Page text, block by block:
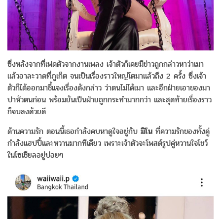
ซึ่งหลังจากที่เฟดตัวจากงานเพลง เจ้าตัวก็เคยมีข่าวถูกกล่าวหาว่าเมา
แล้วอาละวาดที่ภูเก็ต จนเป็นเรื่องราวใหญ่โตมาแล้วถึง 2 ครั้ง ซึ่งเจ้า
ตัวก็ได้ออกมาชี้แจงเรื่องดังกล่าว ว่าตนไม่ได้เมา และอีกฝ่ายเอาของมา
ปาหัวตนก่อน พร้อมยันเป็นฝ่ายถูกกระทำมากกว่า และสุดท้ายเรื่องราว
ก็จบลงด้วยดี
ด้านความรัก ตอนนี้เธอกำลังคบหาดูใจอยู่กับ มิโน ที่ความรักของทั้งคู่
กำลังแฮปปี้และหวานมากทีเดียว เพราะเจ้าตัวจะโพสต์รูปคู่หวานใจโชว์
ในโซเชียลอยู่บ่อยๆ